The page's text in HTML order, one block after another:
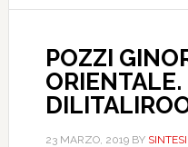
POZZI
23 MARZO, 2019BY